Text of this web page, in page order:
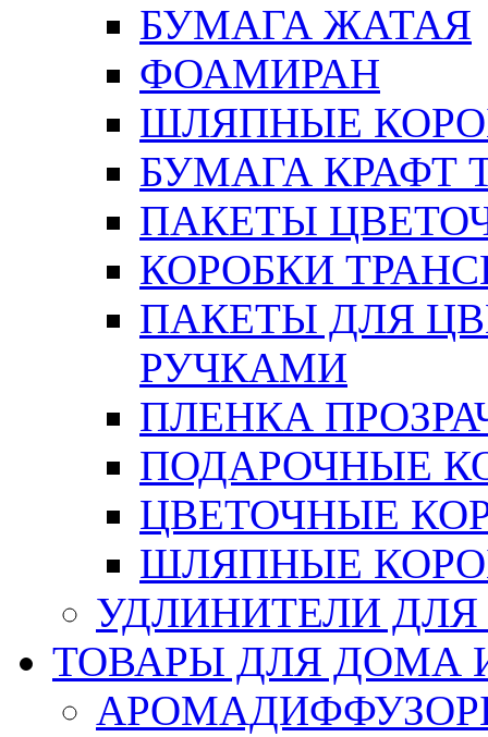
БУМАГА ЖАТАЯ
ФОАМИРАН
ШЛЯПНЫЕ
БУМАГА КРАФТ
ПАКЕТЫ
КОРОБКИ
ПАКЕТЫ ДЛЯ
РУЧКАМИ
ПЛЕНКА
ПОДАРОЧНЫЕ
ЦВЕТОЧНЫЕ
ШЛЯПНЫЕ
УДЛИНИТЕЛИ
ТОВАРЫ ДЛЯ ДОМА